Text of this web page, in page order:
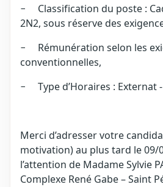
− Classification du poste :
2N2, sous réserve des
− Rémunération selon les
conventionnelles,
− Type d’Horaires : Externat
Merci d’adresser votre
motivation) au plus tard le 09/
l’attention de Madame Sylvie
Complexe René Gabe – Saint